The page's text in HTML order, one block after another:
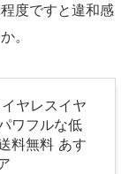
度ですと違和感
。
ヤレスイヤ
ワフルな低
料無料 あす